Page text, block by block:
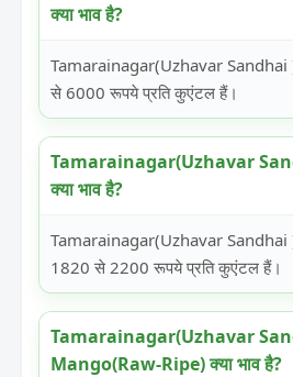
क्या भाव है?
Tamarainagar(Uzhavar Sandhai
से 6000 रूपये प्रति कुएंटल हैं।
Tamarainagar(Uzhavar
क्या भाव है?
Tamarainagar(Uzhavar Sandhai )
1820 से 2200 रूपये प्रति कुएंटल हैं।
Tamarainagar(Uzhavar
Mango(Raw-Ripe) क्या भाव है?